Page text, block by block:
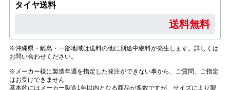
タイヤ送料
送料無料
※沖縄県・離島・一部地域は送料の他に別途中継料が発生します。詳しくは
お問い合わせください。
※メーカー様に製造年週を指定した発注ができない事から、ご質問、ご指定
はお受けできません
基本的にはメーカー製造1年以内となる商品が多数ですが、サイズにより製